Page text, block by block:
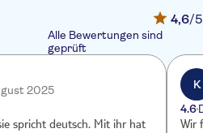
Ort hören, während Ihr
man glaubt, dass es sich hier
Garten Eden handelt. Als
Erlebnis mit einem lokalen
und anschließend können Sie
der Welt entspannen,
Wasser schnorcheln.
4,6/5
Alle Bewertungen sind
geprüft
2025
spricht deutsch. Mit ihr hat
K
4.6
Wir